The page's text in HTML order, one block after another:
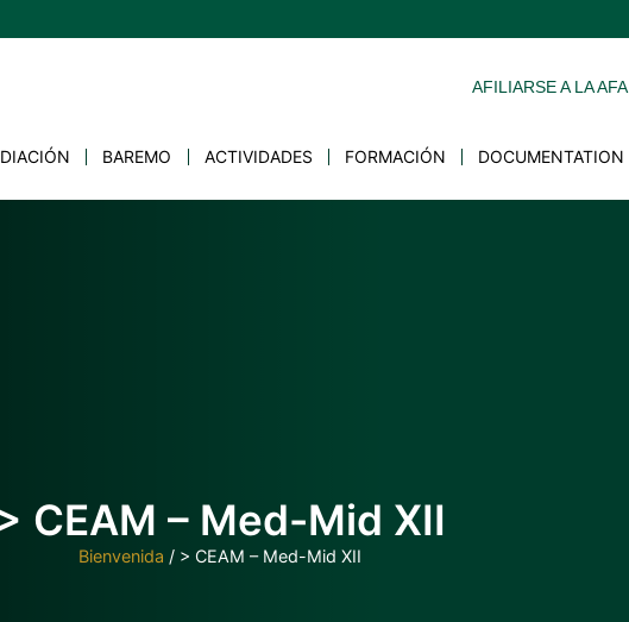
AFILIARSE A LA AFA
BAREMO ACTIVIDADES FORMACIÓN DOCUMENTATION
CEAM – Med-Mid XII
Bienvenida / > CEAM – Med-Mid XII